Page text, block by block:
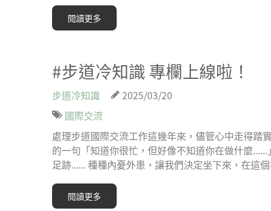
閱讀更多
#步道冷知識 專欄上線啦！
步道冷知識
2025/03/20
國際交流
處理步道國際交流工作這幾年來，儘管心中走得踏
的一句「知道你很忙，但好像不知道你在做什麼
足跡...... 種種內憂外患，讓我們決定坐下來，在這
閱讀更多